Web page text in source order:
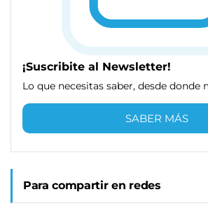
¡Suscribite al Newsletter!
Lo que necesitas saber, desde donde
SABER MÁS
Para compartir en redes